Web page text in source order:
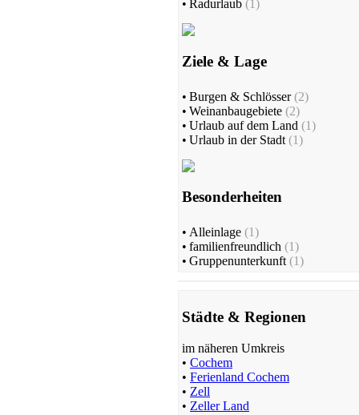
• Radurlaub (1)
Ziele & Lage
• Burgen & Schlösser(2)
• Weinanbaugebiete (2)
• Urlaub auf dem Land (1)
• Urlaub in der Stadt (1)
Besonderheiten
• Alleinlage (1)
• familienfreundlich (1)
• Gruppenunterkunft (1)
Städte & Regionen
im näheren Umkreis
• Cochem
• Ferienland Cochem
• Zell
• Zeller Land